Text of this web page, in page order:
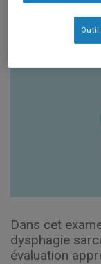
Dans cet
dysphagie
évaluation